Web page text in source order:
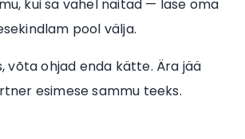
kui sa vahel näitad — lase oma
pool välja.
võta ohjad enda kätte. Ära jää
esimese sammu teeks.